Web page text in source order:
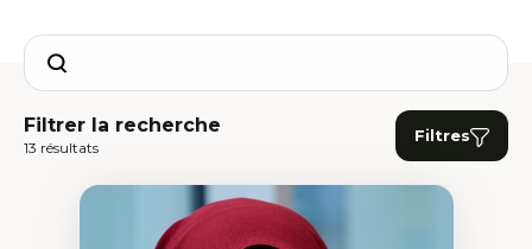
Search
Filtrer la recherche
13 résultats
Filtres